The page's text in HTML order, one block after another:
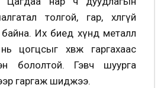
толгой, гар, хөлгүй
Их биед хүнд металл
цогцсыг хөвж гаргахаас
бололтой. Гэвч шуурга
гаргаж шиджээ.